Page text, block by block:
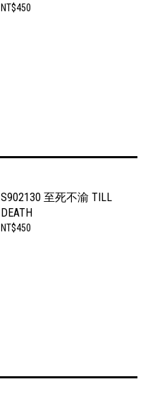
NT$450
S902130 至死不渝 TILL
DEATH
NT$450